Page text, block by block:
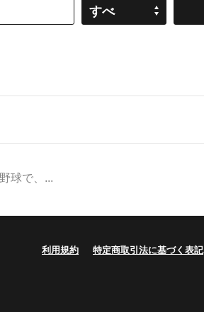
すべ
球で、...
利用規約 特定商取引法に基づく表記